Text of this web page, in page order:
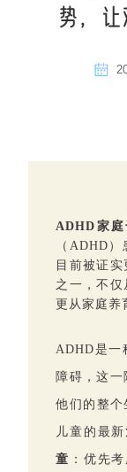
势，
ADHD家庭
（ADHD
目前被证
之一，不仅
更从家庭养
ADHD是一
障碍，这
他们的整个
儿童的最新
童 ：优先